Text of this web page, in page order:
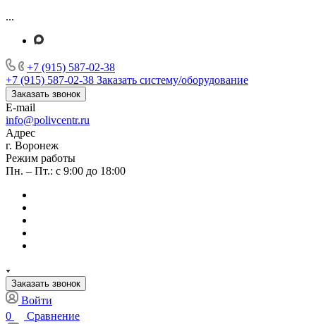
...
+7 (915) 587-02-38
+7 (915) 587-02-38 Заказать систему/оборудование
Заказать звонок
E-mail
info@polivcentr.ru
Адрес
г. Воронеж
Режим работы
Пн. – Пт.: с 9:00 до 18:00
Заказать звонок
Войти
0
Сравнение